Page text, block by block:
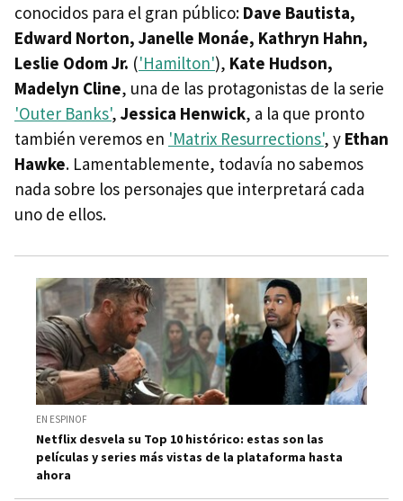
conocidos para el gran público: Dave Bautista,
Edward Norton, Janelle Monáe, Kathryn Hahn,
Leslie Odom Jr. ('Hamilton'), Kate Hudson,
Madelyn Cline, una de las protagonistas de la serie
'Outer Banks', Jessica Henwick, a la que pronto
también veremos en 'Matrix Resurrections', y Ethan
Hawke. Lamentablemente, todavía no sabemos
nada sobre los personajes que interpretará cada
uno de ellos.
EN ESPINOF
Netflix desvela su Top 10 histórico: estas son las
películas y series más vistas de la plataforma hasta
ahora